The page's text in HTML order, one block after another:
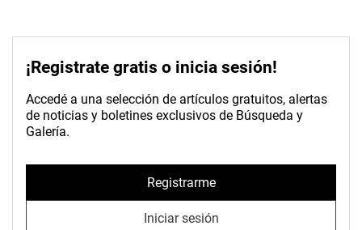
¡Registrate gratis o inicia sesión!
Accedé a una selección de artículos gratuitos, alertas
de noticias y boletines exclusivos de Búsqueda y
Galería.
Registrarme
Iniciar sesión